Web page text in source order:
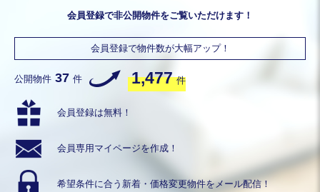
会員登録で非公開物件をご覧いただけます！
会員登録で物件数が大幅アップ！
公開物件 37 件 1,477 件
会員登録は無料！
会員専用 マイページを作成！
希望条件に合う 新着・価格変更物件をメール配信！